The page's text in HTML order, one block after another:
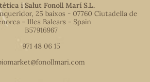
i Salut Fonoll Marí S.L.
25 baixos - 07760 Ciutadella de
- Illes Balears - Spain
B57916967
971 48 06 15